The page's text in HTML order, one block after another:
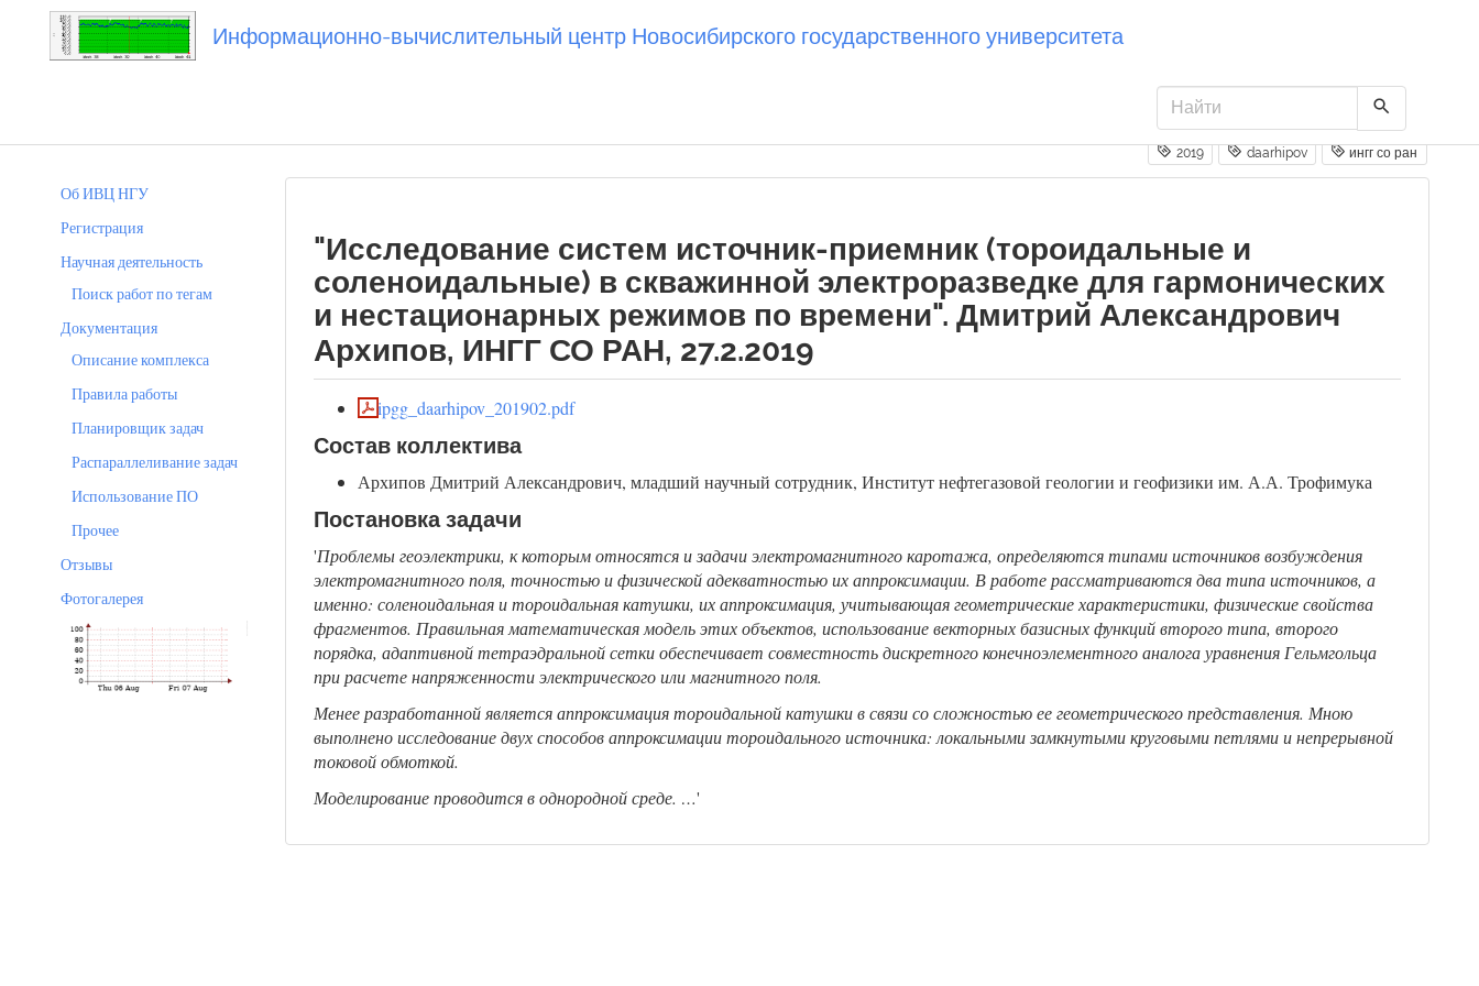
Информационно-вычислительный центр Новосибирского государственного университета
2019 daarhipov ингг со ран
Об ИВЦ НГУ
Регистрация
Научная деятельность
Поиск работ по тегам
Документация
Описание комплекса
Правила работы
Планировщик задач
Распараллеливание задач
Использование ПО
Прочее
Отзывы
Фотогалерея
"Исследование систем источник-приемник (тороидальные и
соленоидальные) в скважинной электроразведке для гармонических
и нестационарных режимов по времени". Дмитрий Александрович
Архипов, ИНГГ СО РАН, 27.2.2019
ipgg_daarhipov_201902.pdf
Состав коллектива
Архипов Дмитрий Александрович, младший научный сотрудник, Институт нефтегазовой геологии и геофизики им. А.А. Трофимука
Постановка задачи
'Проблемы геоэлектрики, к которым относятся и задачи электромагнитного каротажа, определяются типами источников возбуждения
электромагнитного поля, точностью и физической адекватностью их аппроксимации. В работе рассматриваются два типа источников, а
именно: соленоидальная и тороидальная катушки, их аппроксимация, учитывающая геометрические характеристики, физические свойства
фрагментов. Правильная математическая модель этих объектов, использование векторных базисных функций второго типа, второго
порядка, адаптивной тетраэдральной сетки обеспечивает совместность дискретного конечноэлементного аналога уравнения Гельмгольца
при расчете напряженности электрического или магнитного поля.
Менее разработанной является аппроксимация тороидальной катушки в связи со сложностью ее геометрического представления. Мною
выполнено исследование двух способов аппроксимации тороидального источника: локальными замкнутыми круговыми петлями и непрерывной
токовой обмоткой.
Моделирование проводится в однородной среде. …'